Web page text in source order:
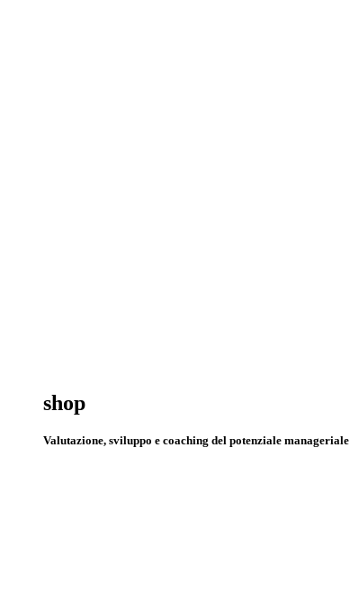
shop
Valutazione, sviluppo e coaching del potenziale manageriale